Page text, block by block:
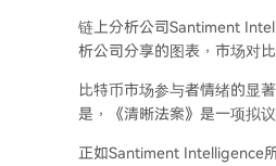
链上分析公司Santiment
析公司分享的图表，市场对
比特币市场参与者情绪的显
是，《清晰法案》是一项拟
正如Santiment Intelligence